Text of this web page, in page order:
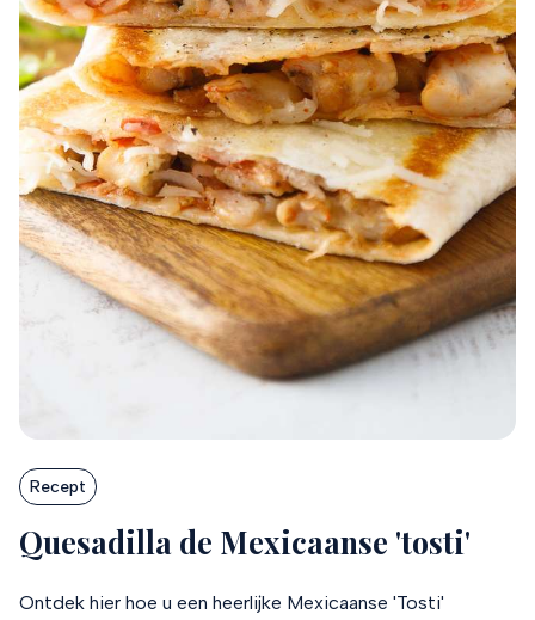
Recept
Quesadilla de Mexicaanse 'tosti'
Ontdek hier hoe u een heerlijke Mexicaanse 'Tosti'